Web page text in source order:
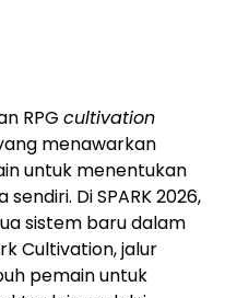
RPG cultivation
menawarkan
untuk menentukan
Di SPARK 2026,
sistem baru dalam
Cultivation, jalur
pemain untuk